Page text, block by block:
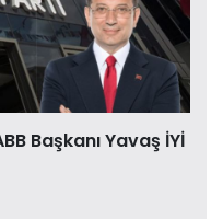
Başkanı Yavaş İYİ